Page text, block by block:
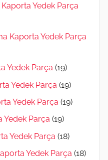
Yedek Parça
Kaporta Yedek Parça
Yedek Parça (19)
Yedek Parça (19)
Yedek Parça (19)
Yedek Parça (19)
Yedek Parça (18)
Yedek Parça (18)